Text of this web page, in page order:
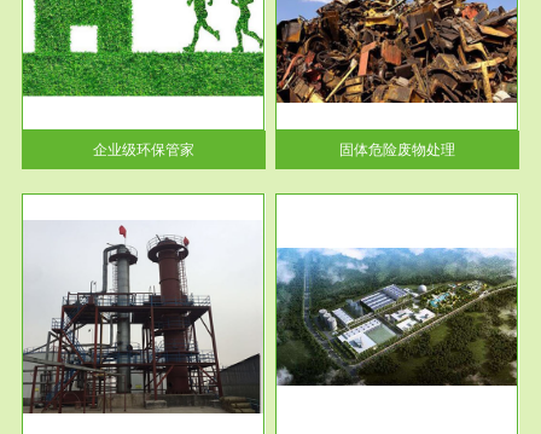
企业级环保管家
固体危险废物处理
固体废物解释：固体废物是指人
们在生产建设、日常生活和其他
活动中...
固体危险废物处理
服务范围
市政固废处理
蔚蓝生态环境科技所从事的市政
废物处理业务包括市政废物的处